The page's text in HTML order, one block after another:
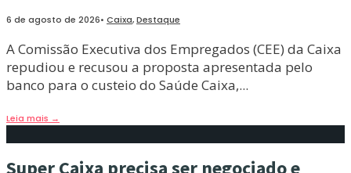
6 de agosto de 2026• Caixa,Destaque
A Comissão Executiva dos Empregados (CEE) da Caixa
repudiou e recusou a proposta apresentada pelo
banco para o custeio do Saúde Caixa,...
Leia mais →
Super Caixa precisa ser negociado e